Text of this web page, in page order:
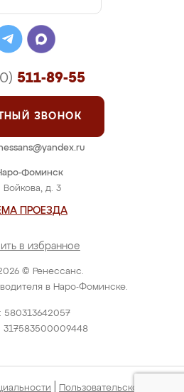
© Ренессанс.
в Наро-Фоминске.
580313642057
Фоминск
Войкова, д. 3
ПРОЕЗДА
в избранное
511-89-55
ЗВОНОК
Пользовательское